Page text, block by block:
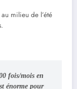
milieu de l’été
fois/mois en
énorme pour